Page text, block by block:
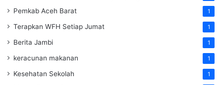
Pemkab Aceh Barat 1
Terapkan WFH Setiap Jumat 1
Berita Jambi 1
keracunan makanan 1
Kesehatan Sekolah 1